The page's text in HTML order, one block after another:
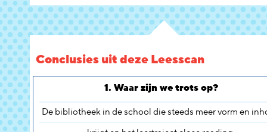
Conclusies uit deze Leesscan
1. Waar zijn we trots op?
De bibliotheek in de school die steeds meer vorm en